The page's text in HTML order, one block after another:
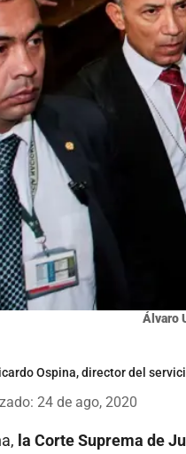
Álvaro
Ospina, director del
24 de ago, 2020
la Corte Suprema de